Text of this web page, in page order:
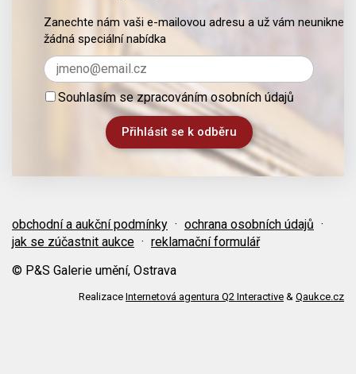
Zanechte nám vaši e-mailovou adresu a už vám neunikne
žádná speciální nabídka
Souhlasím se zpracováním osobních údajů
obchodní a aukční podmínky · ochrana osobních údajů ·
jak se zúčastnit aukce · reklamační formulář
© P&S Galerie umění, Ostrava
Realizace Internetová agentura Q2 Interactive & Qaukce.cz